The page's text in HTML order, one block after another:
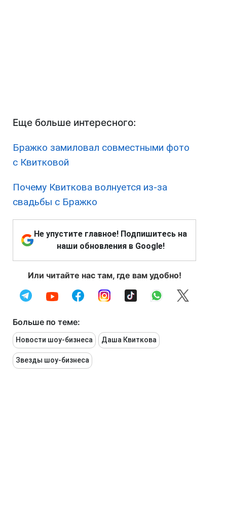
Еще больше интересного:
Бражко замиловал совместными фото
с Квитковой
Почему Квиткова волнуется из-за
свадьбы с Бражко
Не упустите главное! Подпишитесь на
наши обновления в Google!
Или читайте нас там, где вам удобно!
Больше по теме:
Новости шоу-бизнеса Даша Квиткова
Звезды шоу-бизнеса